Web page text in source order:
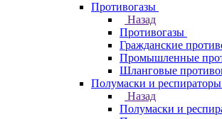
Противогазы
Назад
Противогазы
Гражданские
Промышленные
Шланговые
Полумаски и респираторы
Назад
Полумаски и